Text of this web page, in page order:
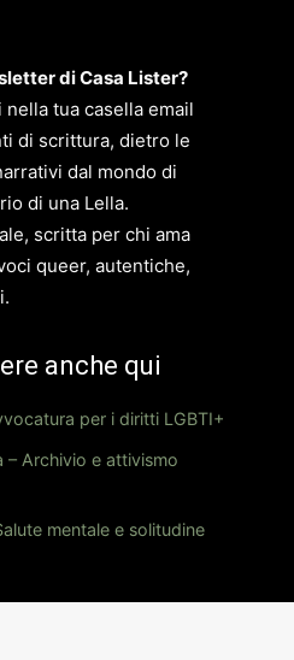
di Casa Lister?
tua casella email
di scrittura, dietro le
dal mondo di
di una Lella.
scritta per chi ama
queer, autentiche,
anche qui
per i diritti LGBTI+
– Archivio e attivismo
mentale e solitudine